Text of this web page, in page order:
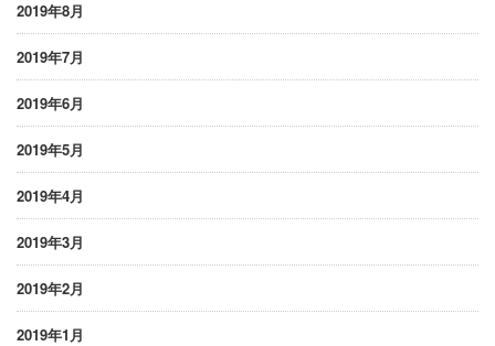
2019年8月
2019年7月
2019年6月
2019年5月
2019年4月
2019年3月
2019年2月
2019年1月